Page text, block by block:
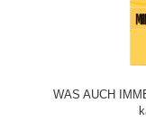
WAS AUCH